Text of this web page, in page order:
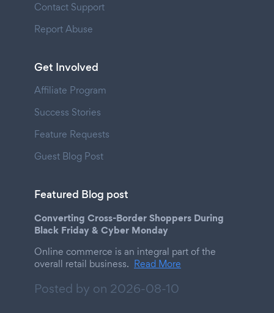
Contact Support
Report Abuse
Get Involved
Affiliate Program
Success Stories
Feature Requests
Guest Blog Post
Featured Blog post
Converting Cross-Border Shoppers During
Black Friday & Cyber Monday
Online commerce is an integral part of the
overall retail business. Read More
Posted by on 2026-08-10